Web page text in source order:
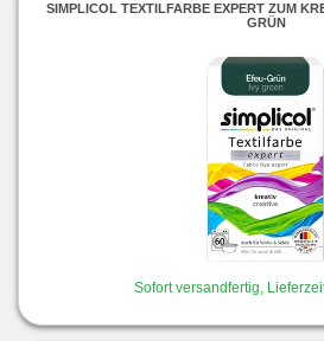
SIMPLICOL TEXTILFARBE EXPERT ZUM
GRÜN
Sofort versandfertig,